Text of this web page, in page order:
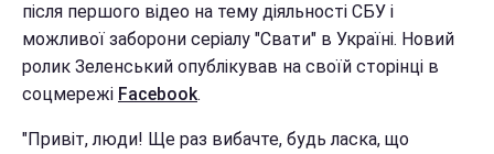
після першого відео на тему діяльності СБУ і
можливої заборони серіалу "Свати" в Україні. Новий
ролик Зеленський опублікував на своїй сторінці в
соцмережі Facebook.
"Привіт, люди! Ще раз вибачте, будь ласка, що